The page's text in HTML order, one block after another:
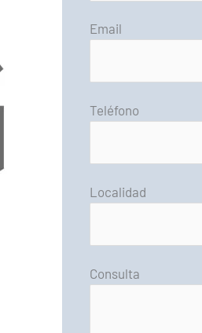
Email
Teléfono
Localidad
Consulta